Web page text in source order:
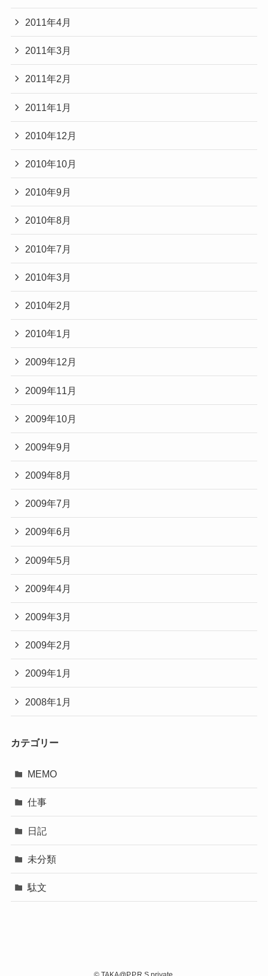
2011年4月
2011年3月
2011年2月
2011年1月
2010年12月
2010年10月
2010年9月
2010年8月
2010年7月
2010年3月
2010年2月
2010年1月
2009年12月
2009年11月
2009年10月
2009年9月
2009年8月
2009年7月
2009年6月
2009年5月
2009年4月
2009年3月
2009年2月
2009年1月
2008年1月
カテゴリー
MEMO
仕事
日記
未分類
駄文